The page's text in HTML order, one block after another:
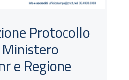
Protocollo
e Regione